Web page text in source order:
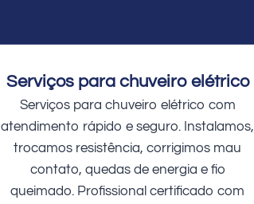
Serviços para chuveiro elétrico
Serviços para chuveiro elétrico com
atendimento rápido e seguro. Instalamos,
trocamos resistência, corrigimos mau
contato, quedas de energia e fio
queimado. Profissional certificado com